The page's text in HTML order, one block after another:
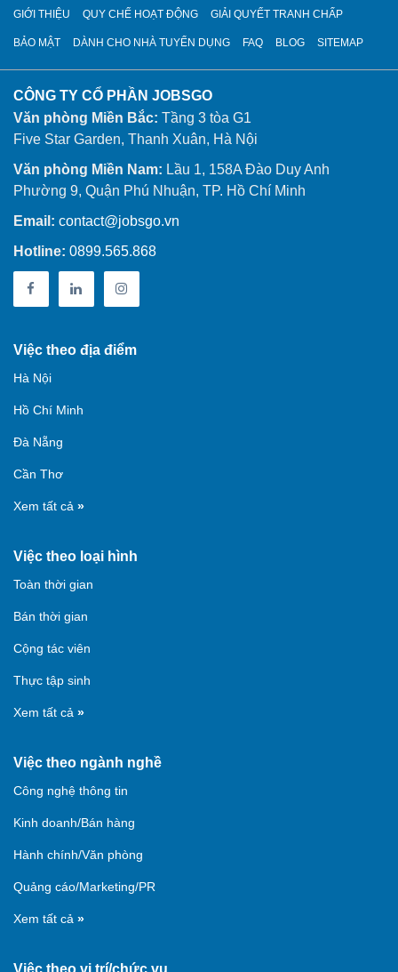
GIỚI THIỆU QUY CHẾ HOẠT ĐỘNG GIẢI QUYẾT TRANH CHẤP
BẢO MẬT DÀNH CHO NHÀ TUYỂN DỤNG FAQ BLOG SITEMAP
CÔNG TY CỔ PHẦN JOBSGO
Văn phòng Miền Bắc: Tầng 3 tòa G1
Five Star Garden, Thanh Xuân, Hà Nội
Văn phòng Miền Nam: Lầu 1, 158A Đào Duy Anh
Phường 9, Quận Phú Nhuận, TP. Hồ Chí Minh
Email: contact@jobsgo.vn
Hotline: 0899.565.868
Việc theo địa điểm
Hà Nội
Hồ Chí Minh
Đà Nẵng
Cần Thơ
Xem tất cả »
Việc theo loại hình
Toàn thời gian
Bán thời gian
Cộng tác viên
Thực tập sinh
Xem tất cả »
Việc theo ngành nghề
Công nghệ thông tin
Kinh doanh/Bán hàng
Hành chính/Văn phòng
Quảng cáo/Marketing/PR
Xem tất cả »